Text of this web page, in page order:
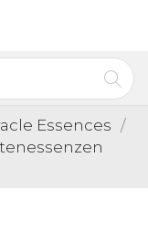
Essences